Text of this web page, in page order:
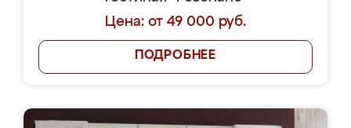
Цена: от 49 000 руб.
ПОДРОБНЕЕ